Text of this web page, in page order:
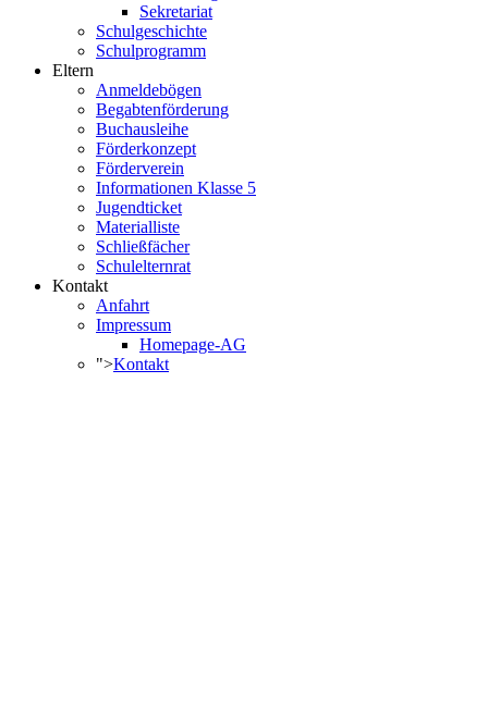
Sekretariat
Schulgeschichte
Schulprogramm
Eltern
Anmeldebögen
Begabtenförderung
Buchausleihe
Förderkonzept
Förderverein
Informationen Klasse 5
Jugendticket
Materialliste
Schließfächer
Schulelternrat
Kontakt
Anfahrt
Impressum
Homepage-AG
">Kontakt